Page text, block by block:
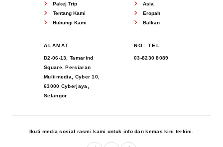
Pakej Trip
Tentang Kami
Hubungi Kami
Asia
Eropah
Balkan
ALAMAT
D2-06-13, Tamarind
Square, Persiaran
Multimedia, Cyber 10,
63000 Cyberjaya,
Selangor.
NO. TEL
03-8230 8089
Ikuti media sosial rasmi kami untuk info dan kemas kini terkini.